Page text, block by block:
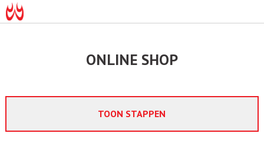
ONLINE SHOP
TOON STAPPEN